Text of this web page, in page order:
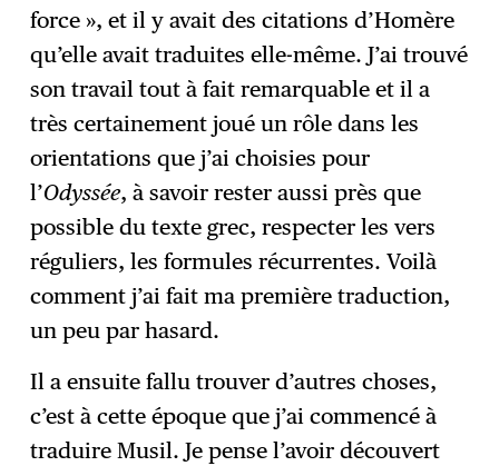
force », et il y avait des citations d’Homère
qu’elle avait traduites elle-même. J’ai trouvé
son travail tout à fait remarquable et il a
très certainement joué un rôle dans les
orientations que j’ai choisies pour
l’Odyssée, à savoir rester aussi près que
possible du texte grec, respecter les vers
réguliers, les formules récurrentes. Voilà
comment j’ai fait ma première traduction,
un peu par hasard.
Il a ensuite fallu trouver d’autres choses,
c’est à cette époque que j’ai commencé à
traduire Musil. Je pense l’avoir découvert